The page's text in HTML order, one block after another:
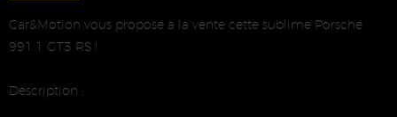
Car&Motion vous propose à la vente cette sublime Porsche
991.1 GT3 RS !
Description :